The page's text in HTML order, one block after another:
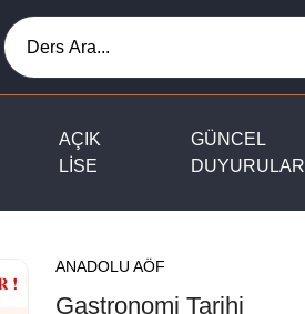
AÇIK
LİSE
GÜNCEL
DUYURULAR
ANADOLU AÖF
Gastronomi Tarihi